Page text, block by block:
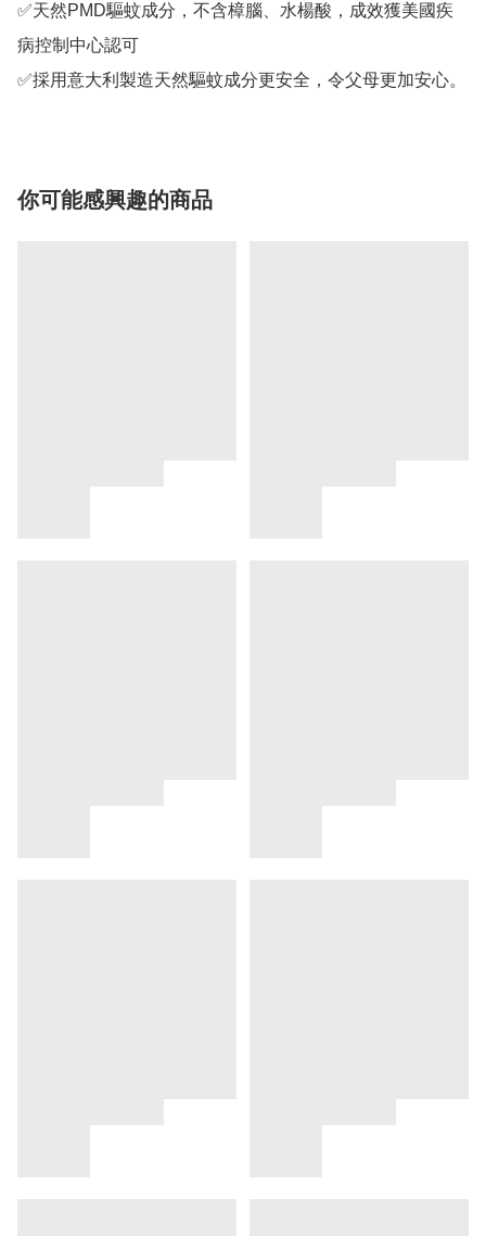
✅天然PMD驅蚊成分，不含樟腦、水楊酸，成效獲美國疾
病控制中心認可
✅採用意大利製造天然驅蚊成分更安全，令父母更加安心。
你可能感興趣的商品